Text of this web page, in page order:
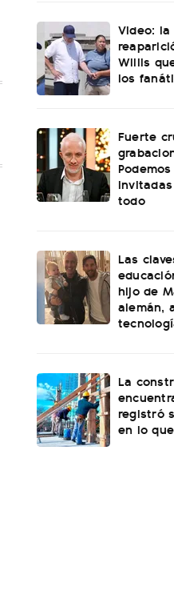
Video: la
Willis
los
Fuerte
todo
Las
hijo de
alemán,
La
registró
en lo